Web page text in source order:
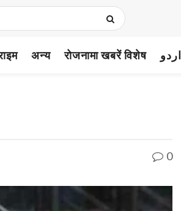
अन्य रोजनामा खबरें विशेष اردو
0